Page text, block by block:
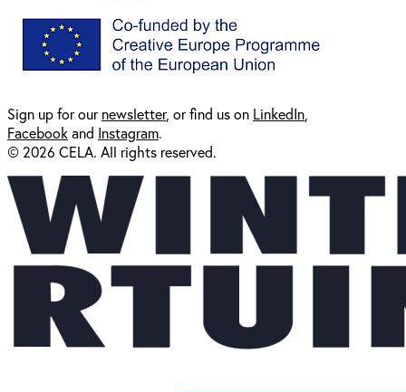
Sign up for ournewsletter, or find us on LinkedIn
Facebookand Instagram.
© 2026 CELA. All rights reserved.